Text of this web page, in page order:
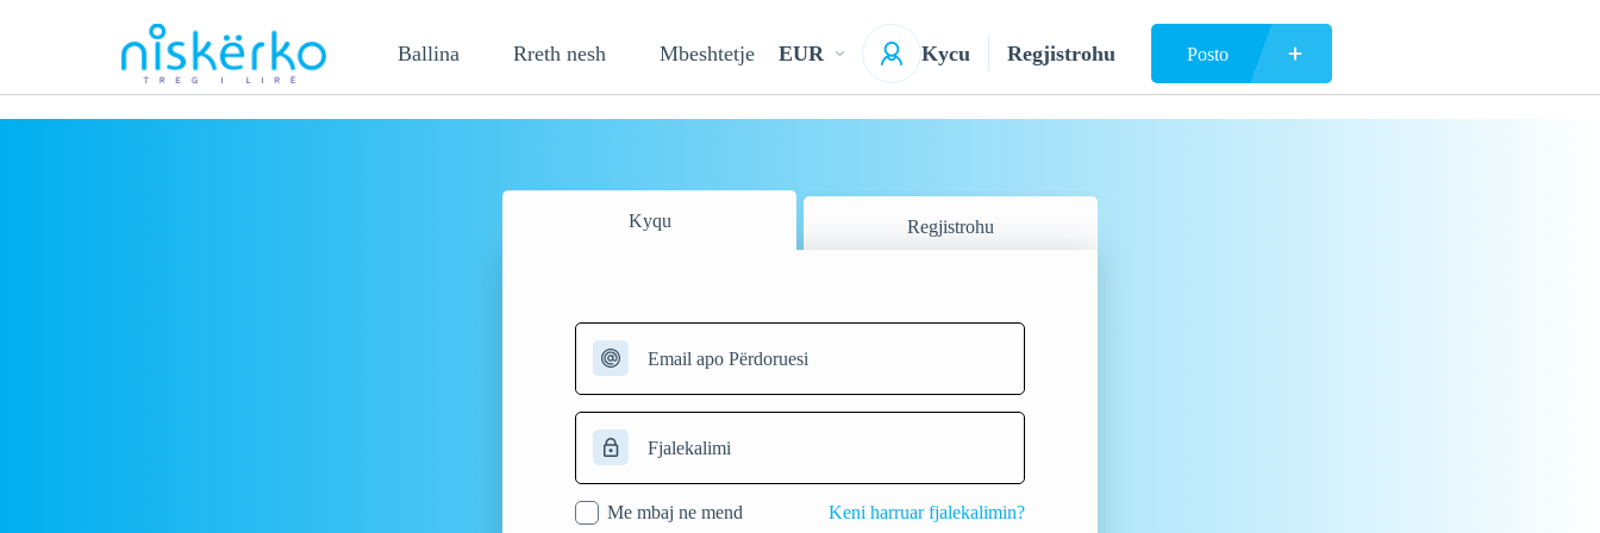
Ballina Rreth nesh Mbeshtetje EUR Kycu Regjistrohu Posto
Kyqu Regjistrohu
Me mbaj ne mend Keni harruar fjalekalimin?